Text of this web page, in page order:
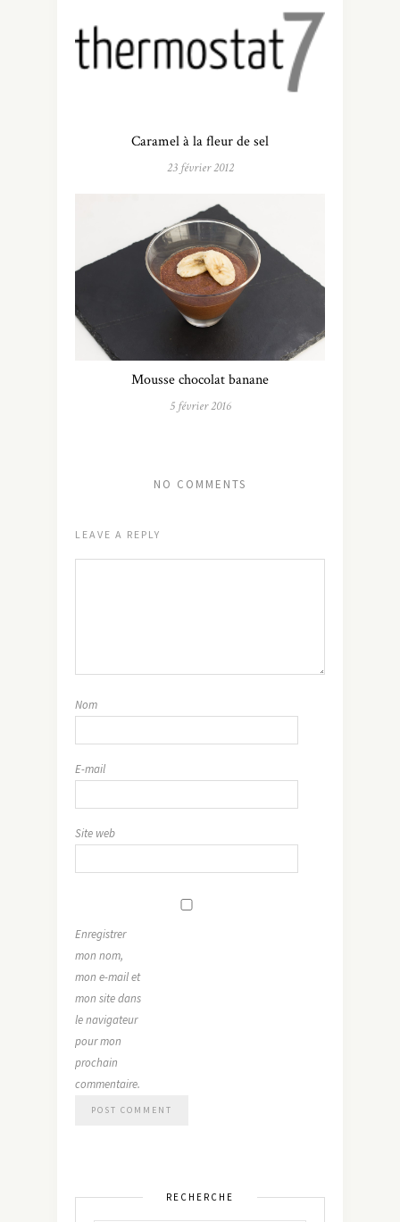
Caramel à la fleur de sel
23 février 2012
Mousse chocolat banane
5 février 2016
NO COMMENTS
LEAVE A REPLY
Nom
E-mail
Site web
Enregistrer
mon nom,
mon e-mail et
mon site dans
le navigateur
pour mon
prochain
commentaire.
RECHERCHE